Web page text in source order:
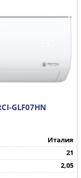
GLF07HN
Италия
21
2,05